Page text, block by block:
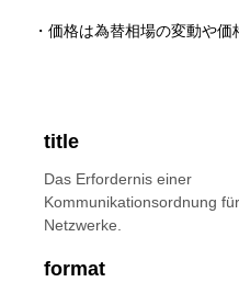
title
Das Erfordernis einer
Kommunikationsordnung
Netzwerke.
format
・価格は為替相場の変動や